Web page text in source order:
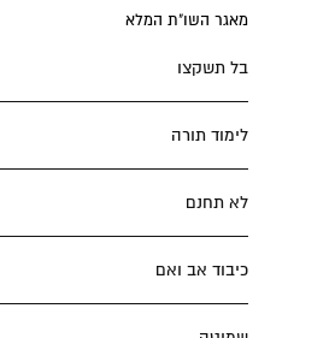
מאגר השו"ת המלא
בל תשקצו
לימוד תורה
לא תחנם
כיבוד אב ואם